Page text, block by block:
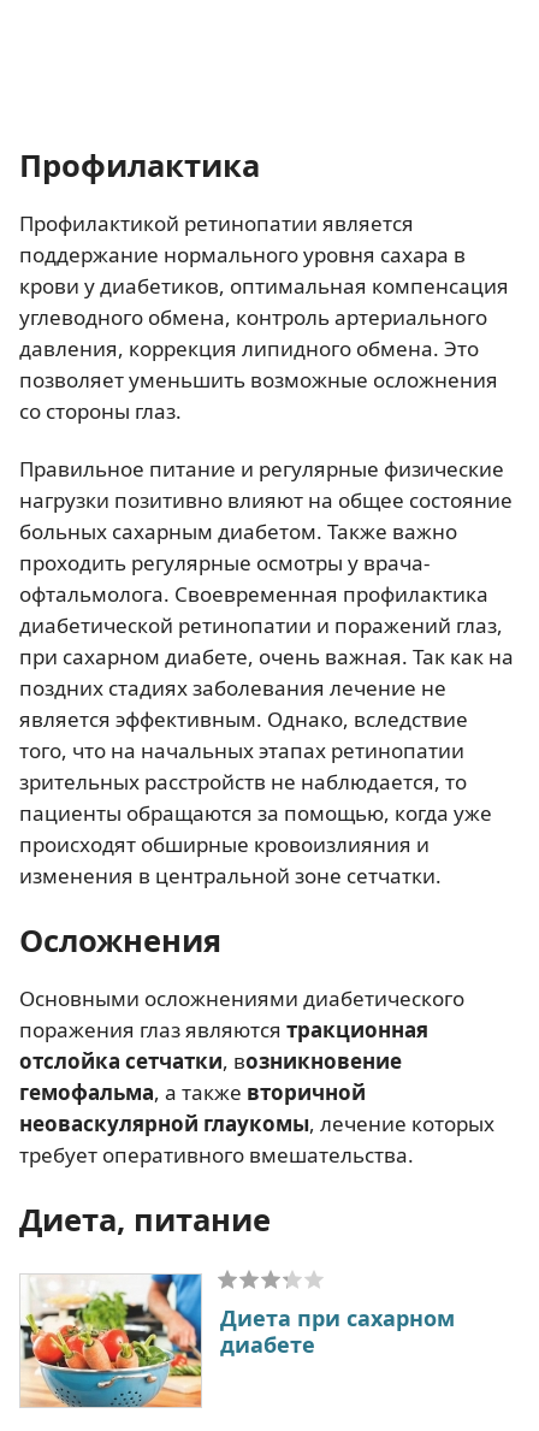
Профилактика
Профилактикой ретинопатии является
поддержание нормального уровня сахара в
крови у диабетиков, оптимальная компенсация
углеводного обмена, контроль артериального
давления, коррекция липидного обмена. Это
позволяет уменьшить возможные осложнения
со стороны глаз.
Правильное питание и регулярные физические
нагрузки позитивно влияют на общее состояние
больных сахарным диабетом. Также важно
проходить регулярные осмотры у врача-
офтальмолога. Своевременная профилактика
диабетической ретинопатии и поражений глаз,
при сахарном диабете, очень важная. Так как на
поздних стадиях заболевания лечение не
является эффективным. Однако, вследствие
того, что на начальных этапах ретинопатии
зрительных расстройств не наблюдается, то
пациенты обращаются за помощью, когда уже
происходят обширные кровоизлияния и
изменения в центральной зоне сетчатки.
Осложнения
Основными осложнениями диабетического
поражения глаз являются тракционная
отслойка сетчатки, возникновение
гемофальма, а также вторичной
неоваскулярной глаукомы, лечение которых
требует оперативного вмешательства.
Диета, питание
Диета при сахарном
диабете